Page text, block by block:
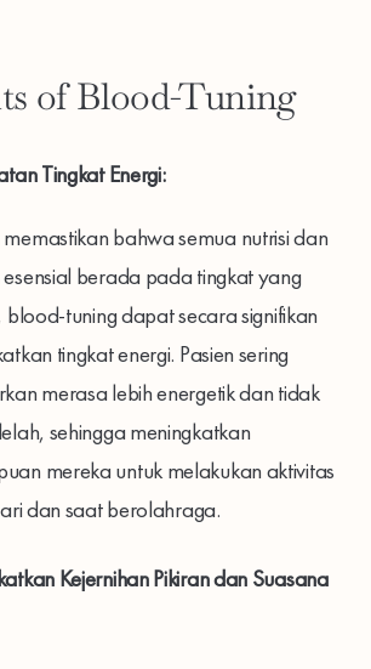
of Blood-Tuning
Tingkat Energi:
memastikan bahwa semua nutrisi dan
esensial berada pada tingkat yang
blood-tuning dapat secara signifikan
tingkat energi. Pasien sering
merasa lebih energetik dan tidak
sehingga meningkatkan
mereka untuk melakukan aktivitas
dan saat berolahraga.
Kejernihan Pikiran dan Suasana